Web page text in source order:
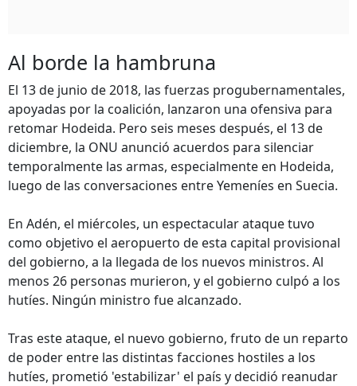
Al borde la hambruna
El 13 de junio de 2018, las fuerzas progubernamentales,
apoyadas por la coalición, lanzaron una ofensiva para
retomar Hodeida. Pero seis meses después, el 13 de
diciembre, la ONU anunció acuerdos para silenciar
temporalmente las armas, especialmente en Hodeida,
luego de las conversaciones entre Yemeníes en Suecia.
En Adén, el miércoles, un espectacular ataque tuvo
como objetivo el aeropuerto de esta capital provisional
del gobierno, a la llegada de los nuevos ministros. Al
menos 26 personas murieron, y el gobierno culpó a los
hutíes. Ningún ministro fue alcanzado.
Tras este ataque, el nuevo gobierno, fruto de un reparto
de poder entre las distintas facciones hostiles a los
hutíes, prometió 'estabilizar' el país y decidió reanudar